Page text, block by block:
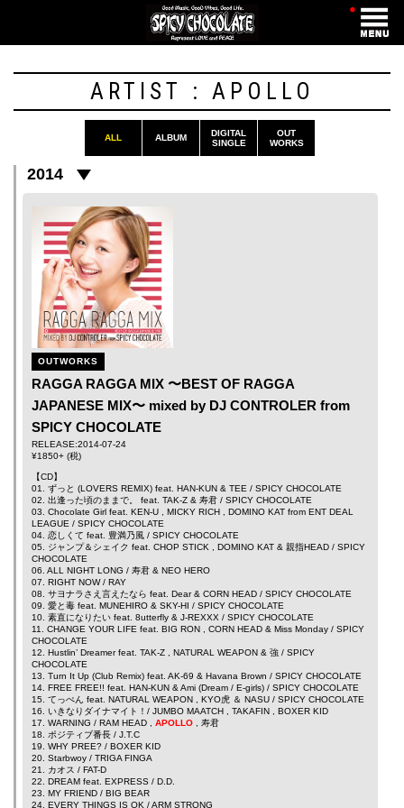
・
ARTIST : APOLLO
ALL ALBUM
DIGITAL
SINGLE
OUT
WORKS
2014
OUTWORKS
RAGGA RAGGA MIX 〜BEST OF RAGGA
JAPANESE MIX〜 mixed by DJ CONTROLER from
SPICY CHOCOLATE
RELEASE:2014-07-24
¥1850+ (税)
【CD】
01. ずっと (LOVERS REMIX) feat. HAN-KUN & TEE / SPICY CHOCOLATE
02. 出逢った頃のままで。 feat. TAK-Z & 寿君 / SPICY CHOCOLATE
03. Chocolate Girl feat. KEN-U MICKY RICH DOMINO KAT from ENT DEAL
LEAGUE / SPICY CHOCOLATE
04. 恋しくて feat. 豊満乃風 / SPICY CHOCOLATE
05. ジャンプ＆シェイク feat. CHOP STICK DOMINO KAT & 親指HEAD / SPICY
CHOCOLATE
06. ALL NIGHT LONG / 寿君 & NEO HERO
07. RIGHT NOW / RAY
08. サヨナラさえ言えたなら feat. Dear& CORN HEAD / SPICY CHOCOLATE
09. 愛と毒 feat. MUNEHIRO & SKY-HI / SPICY CHOCOLATE
10. 素直になりたい feat. 8utterfly & J-REXXX / SPICY CHOCOLATE
11. CHANGE YOUR LIFE feat. BIG RON CORN HEAD & Miss Monday / SPICY
CHOCOLATE
12. Hustlin’ Dreamer feat. TAK-Z NATURAL WEAPON & 強 / SPICY
CHOCOLATE
13. Turn It Up (Club Remix) feat. AK-69 & Havana Brown / SPICY CHOCOLATE
14. FREE FREE!! feat. HAN-KUN & Ami (Dream / E-girls) / SPICY CHOCOLATE
15. てっぺん feat. NATURAL WEAPON KYO虎 ＆ NASU / SPICY CHOCOLATE
16. いきなりダイナマイト！/ JUMBO MAATCH TAKAFIN
BOXER KID
17. WARNING / RAM HEAD APOLLO
寿君
18. ポジティブ番長 / J.T.C
19. WHY PREE? / BOXER KID
20. Starbwoy / TRIGA FINGA
21. カオス / FAT-D
22. DREAM feat. EXPRESS / D.D.
23. MY FRIEND / BIG BEAR
24. EVERY THINGS IS OK /ARM STRONG